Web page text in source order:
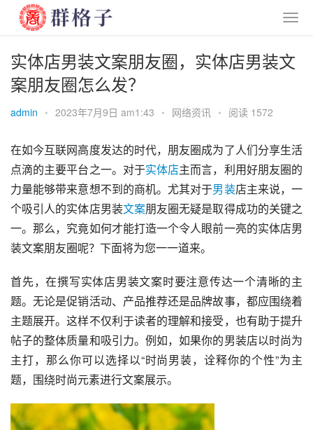
实体店男装文案朋友圈，实体店男装文
案朋友圈怎么发？
admin • 2023年7月9日 am1:43 • 网络资讯 • 阅读 1572
在如今互联网高度发达的时代，朋友圈成为了人们分享生活
点滴的主要平台之一。对于实体店主而言，利用好朋友圈的
力量能够带来意想不到的商机。尤其对于男装店主来说，一
个吸引人的实体店男装文案朋友圈无疑是取得成功的关键之
一。那么，究竟如何才能打造一个令人眼前一亮的实体店男
装文案朋友圈呢？下面将为您一一道来。
首先，在撰写实体店男装文案时要注意传达一个清晰的主
题。无论是促销活动、产品推荐还是品牌故事，都应围绕着
主题展开。这样不仅利于读者的理解和接受，也有助于提升
帖子的整体质量和吸引力。例如，如果你的男装店以时尚为
主打，那么你可以选择以“时尚男装，诠释你的个性”为主
题，围绕时尚元素进行文案展示。